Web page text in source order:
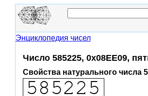
Энциклопедия чисел
Число 585225, 0x08EE09,
Свойства натурального числа